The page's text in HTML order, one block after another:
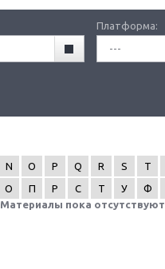
Платформа:
---
N O P Q R S T
О П Р С Т У Ф
Материалы пока отсутствуют